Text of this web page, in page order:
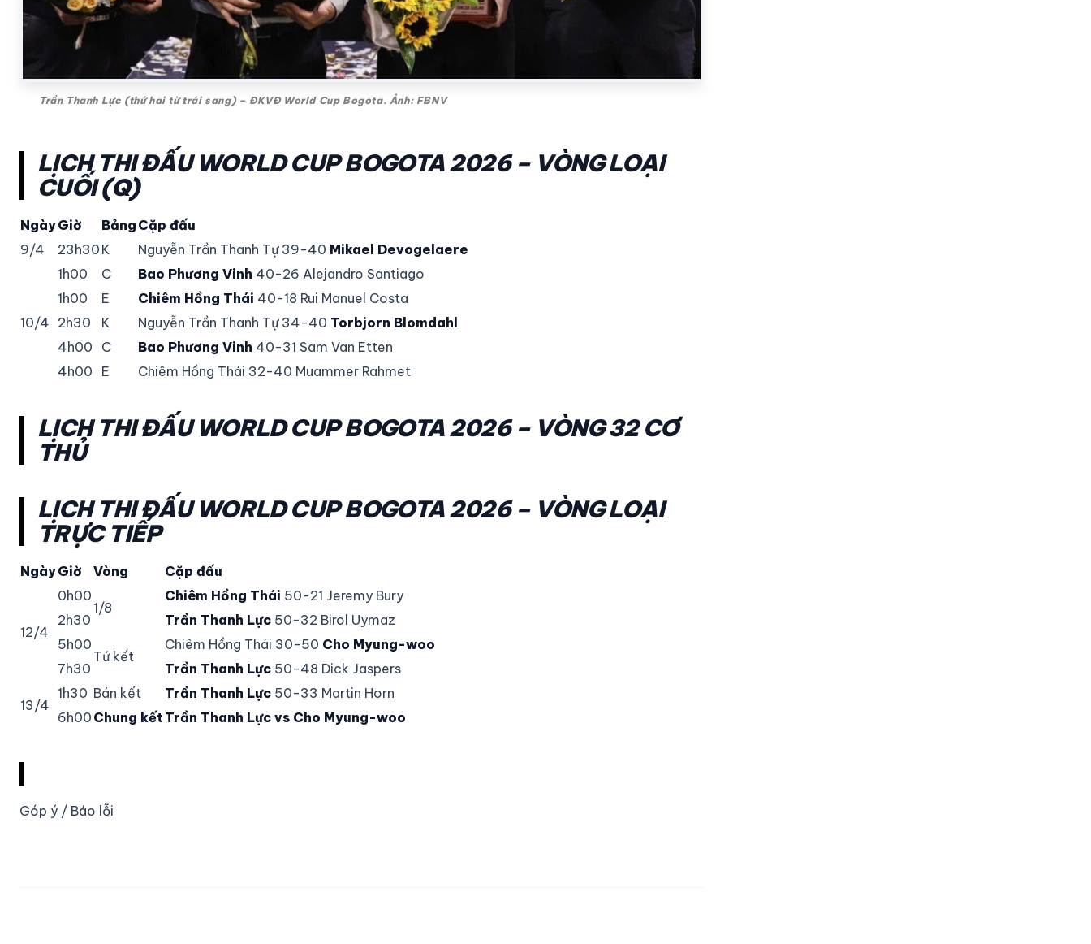
Trần Thanh Lực (thứ hai từ trái sang) – ĐKVĐ World Cup Bogota. Ảnh: FBNV
LỊCH THI ĐẤU WORLD CUP BOGOTA 2026 – VÒNG LOẠI
CUỐI (Q)
NgàyGiờ Bảng Cặp đấu
9/4
23h30 K Nguyễn Trần Thanh Tự 39-40 Mikael Devogelaere
10/4
1h00 C Bao Phương Vinh 40-26 Alejandro Santiago
1h00
E Chiêm Hồng Thái 40-18 Rui Manuel Costa
2h30
K Nguyễn Trần Thanh Tự 34-40 Torbjorn Blomdahl
4h00
C Bao Phương Vinh 40-31 Sam Van Etten
4h00
E Chiêm Hồng Thái 32-40 Muammer Rahmet
LỊCH THI ĐẤU WORLD CUP BOGOTA 2026 – VÒNG 32 CƠ
THỦ
LỊCH THI ĐẤU WORLD CUP BOGOTA 2026 – VÒNG LOẠI
TRỰC TIẾP
NgàyGiờ Vòng Cặp đấu
12/4
0h00
1/8
Chiêm Hồng Thái 50-21 Jeremy Bury
2h30
Trần Thanh Lực 50-32 Birol Uymaz
5h00
Tứ kết
Chiêm Hồng Thái 30-50 Cho Myung-woo
7h30
Trần Thanh Lực 50-48 Dick Jaspers
13/4
1h30 Bán kết Trần Thanh Lực 50-33 Martin Horn
6h00 Chung kết Trần Thanh Lực vs Cho Myung-woo
Góp ý / Báo lỗi